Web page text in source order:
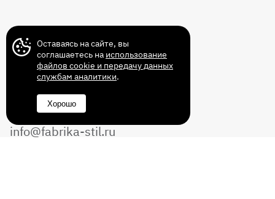
Контакты
+7 (499) 372-43-72
8 (800) 350-14-70
info@fabrika-stil.ru
Оставаясь на сайте, вы
соглашаетесь на использование
файлов cookie и передачу данных
службам аналитики.
Хорошо